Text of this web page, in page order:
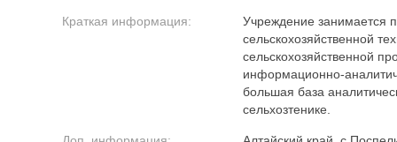
Краткая информация:
Учреждение занимается
сельскохозяйственной
сельскохозяйственной
информационно-
большая база
сельхозтенике.